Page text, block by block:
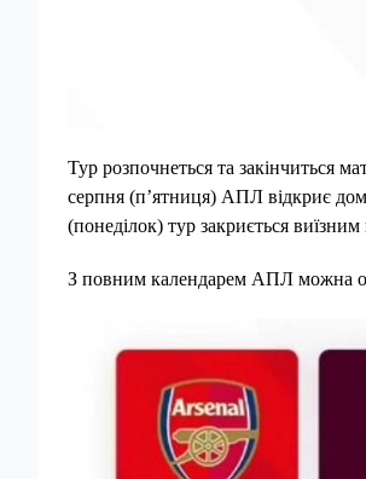
Тур розпочнеться та закінчиться
серпня (п’ятниця) АПЛ відкриє
(понеділок) тур закриється
З повним календарем АПЛ можна